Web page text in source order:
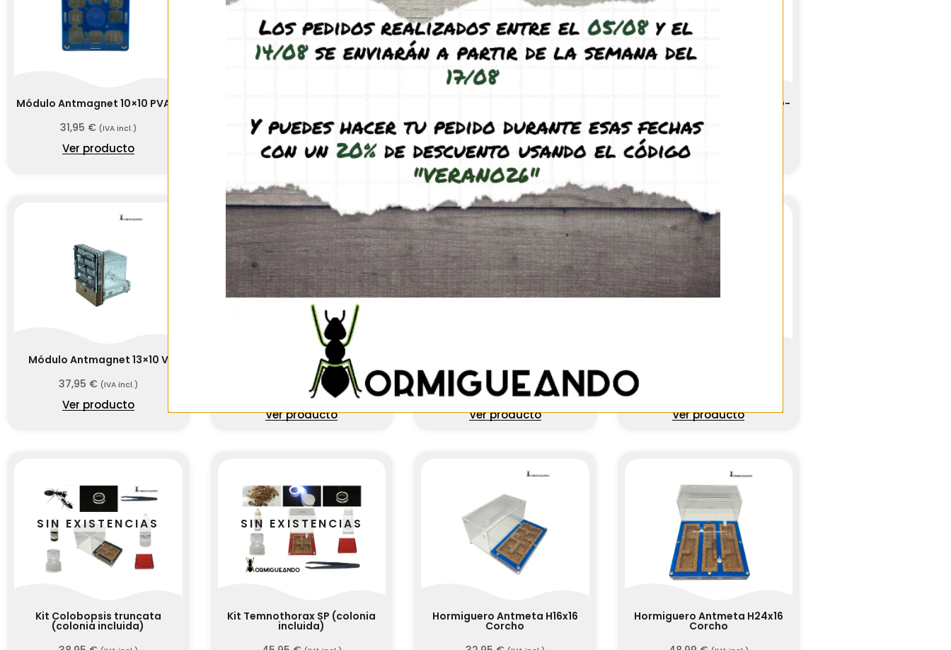
Módulo Antmagnet 10×10 PVA A
31,95 € (IVA incl.)
Ver producto
35,95€ (IVA incl.)
Ver producto
45,95
€ (IVA incl.)
Ver producto
Módulo Antmagnet 10×10 MAD-
59,95€
Ver producto
Módulo Antmagnet 13×10 V
37,95 € (IVA incl.)
Ver producto
SIN EXISTENCIAS
Módulo Antmagnet H10x10 HS
(Hydro System)
(IVA incl.)
Ver producto
SIN EXISTENCIAS
(Queen Hydro System)
24,95€ (IVA incl.)
Ver producto Ver producto
SIN EXISTENCIAS
Kit Colobopsis truncata
(colonia incluida)
SIN EXISTENCIAS
Kit Temnothorax SP (colonia
incluida)
Hormiguero Antmeta H16x16
Corcho
Hormiguero Antmeta H24x16
Corcho